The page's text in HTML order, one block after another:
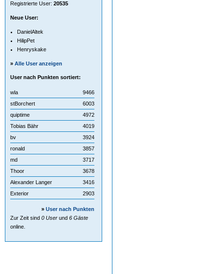
Registrierte User: 20535
Neue User:
DanielAltek
HilipPet
Henryskake
» Alle User anzeigen
User nach Punkten sortiert:
wla
9466
stBorchert
6003
quiptime
4972
Tobias Bähr
4019
bv
3924
ronald
3857
md
3717
Thoor
3678
Alexander Langer
3416
Exterior
2903
» User nach Punkten
Zur Zeit sind 0 User und 6 Gäste
online.